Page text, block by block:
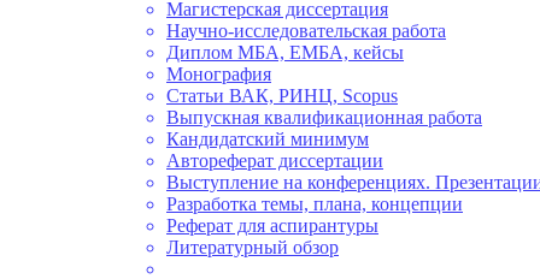
Магистерская диссертация
Научно-исследовательская работа
Диплом МБА, ЕМБА, кейсы
Монография
Статьи ВАК, РИНЦ, Scopus
Выпускная квалификационная работа
Кандидатский минимум
Автореферат диссертации
Выступление на конференциях.
Разработка темы, плана, концепции
Реферат для аспирантуры
Литературный обзор